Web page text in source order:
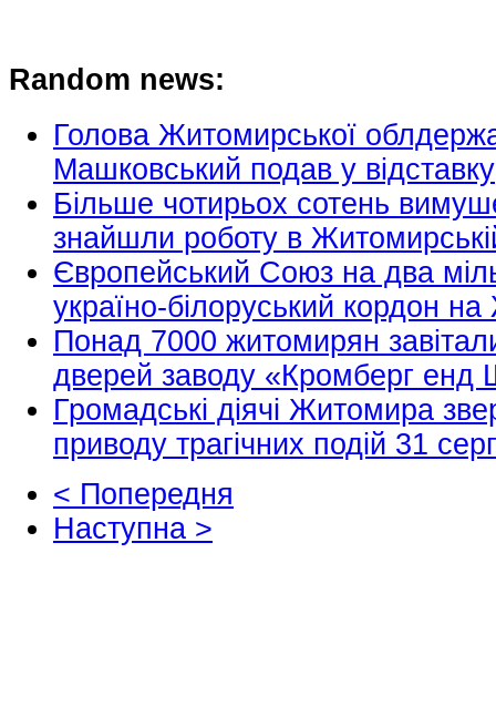
Random news:
Голова Житомирської
Машковський подав у відставку
Більше чотирьох сотень
знайшли роботу в
Європейський Союз на два
україно-білоруський кордон
Понад 7000 житомирян
дверей заводу «Кромберг
Громадські діячі Житомира
приводу трагічних подій 31
< Попередня
Наступна >